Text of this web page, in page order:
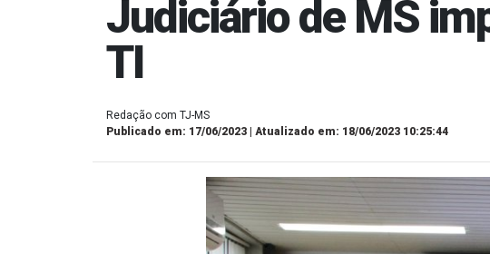
Judiciário de MS
TI
Redação com TJ-MS
Publicado em: 17/06/2023 | Atualizado em: 18/06/2023 10:25:44